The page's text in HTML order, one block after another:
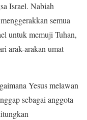
Israel. Nabiah
semua
untuk memuji Tuhan,
arak-arakan umat
Yesus melawan
sebagai anggota